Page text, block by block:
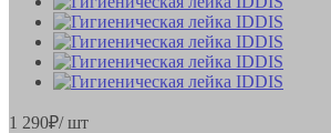
1 290₽/ шт